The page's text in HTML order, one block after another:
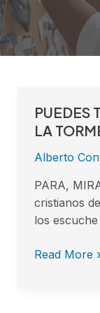
PUEDES
LA
Alberto
PARA,
cristianos
los
PUEDES
TENER
EN
MEDIO
DE
LA
Read More